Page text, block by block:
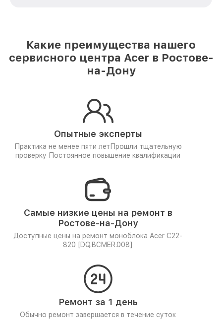
Какие преимущества нашего
сервисного центра Acer в Ростове-
на-Дону
Опытные эксперты
Практика не менее пяти лет Прошли тщательную
проверку Постоянное повышение квалификации
Самые низкие цены на ремонт в
Ростове-на-Дону
Доступные цены на ремонт моноблока Acer C22-
820 [DQ.BCMER.008]
Ремонт за 1 день
Обычно ремонт завершается в течение суток